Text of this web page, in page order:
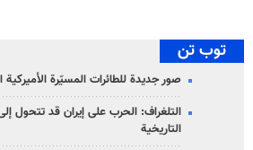
توب تن
صور جديدة للطائرات المسيّرة
التلغراف: الحرب على إيران قد تتحول
التاريخية